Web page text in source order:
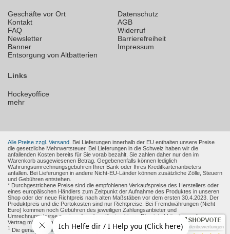
Geschäfte vor Ort
Kontakt
FAQ
Newsletter
Banner
Entsorgung von Altbatterien
Datenschutz
AGB
Widerruf
Barrierefreiheit
Impressum
Links
Hockeyoffice
mehr
Alle Preise zzgl. Versand. Bei Lieferungen innerhalb der EU enthalten unsere Preise
die gesetzliche Mehrwertsteuer. Bei Lieferungen in die Schweiz haben wir die
anfallenden Kosten bereits für Sie vorab bezahlt. Sie zahlen daher nur den im
Warenkorb ausgewiesenen Betrag. Gegebenenfalls können lediglich
Währungsumrechnungsgebühren Ihrer Bank oder Ihres Kreditkartenanbieters
anfallen. Bei Lieferungen in andere Nicht-EU-Länder können zusätzliche Zölle, Steuern
und Gebühren entstehen.
* Durchgestrichene Preise sind die empfohlenen Verkaufspreise des Herstellers oder
eines europäischen Händlers zum Zeitpunkt der Aufnahme des Produktes in unseren
Shop oder der neue Richtpreis nach alten Maßstäben vor dem ersten 30.4.2023. Der
Produktpreis und die Portokosten sind nur Richtpreise. Bei Fremdwährungen (Nicht
Euro) kommen noch Gebühren des jeweiligen Zahlungsanbieter und
Umrechnungskurse sowie ggf. weitere Kosten hinzu. Dies ist abhängig von Ihren
Vertrag mit den Zahlungsanbieter.
1 Die genaue Höhe des Rabattes wird Ihnen auf der Produkt-Seite und im Warenkorb
Kundenbewertungen